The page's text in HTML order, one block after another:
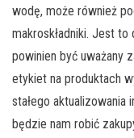
wodę, może również
makroskładniki. Jest
powinien być uważany
etykiet na produktach
stałego
będzie nam robić